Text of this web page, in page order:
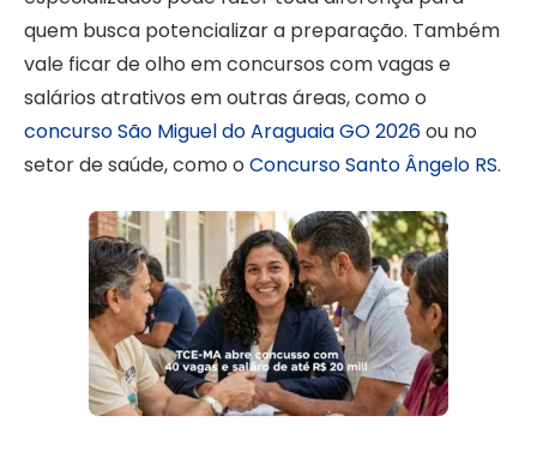
quem busca potencializar a preparação. Também
vale ficar de olho em concursos com vagas e
salários atrativos em outras áreas, como o
concurso São Miguel do Araguaia GO 2026ou no
setor de saúde, como o Concurso Santo Ângelo RS.